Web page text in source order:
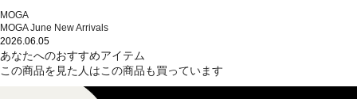
MOGA
MOGA June New Arrivals
2026.06.05
あなたへのおすすめアイテム
この商品を見た人はこの商品も買っています